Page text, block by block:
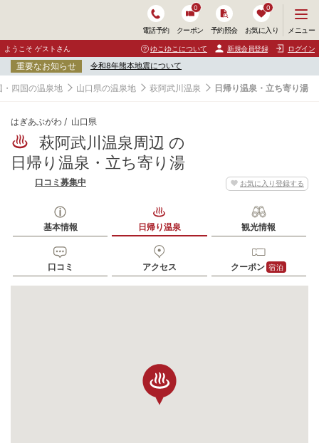
電話予約 クーポン
0
予約照会 お気に入り
0
ニ
ュ
ー
開
く
メニュー
ようこそ ゲストさん ゆこゆこについて 新規会員登録 ログイン
重要なお知らせ 令和8年熊本地震について
・四国の温泉地 山口県の温泉地 萩阿武川温泉 日帰り温泉・立ち寄り湯
はぎあぶがわ 山口県
萩阿武川温泉周辺 の
日帰り温泉・立ち寄り湯
お気に入り登録する
口コミ募集中
基本情報 日帰り温泉 観光情報
口コミ アクセス クーポン 宿泊